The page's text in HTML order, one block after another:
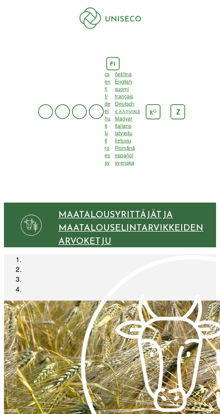
FI
cs
čeština
en
English
fi
suomi
fr
français
de
Deutsch
el
ελληνικά
hu
Magyar
it
italiano
lv
latviešu
lt
lietuvių
ro
Română
es
español
sv
svenska
RG Z
MAATALOUSYRITTÄJÄT JA
MAATALOUSELINTARVIKKEIDEN
ARVOKETJU